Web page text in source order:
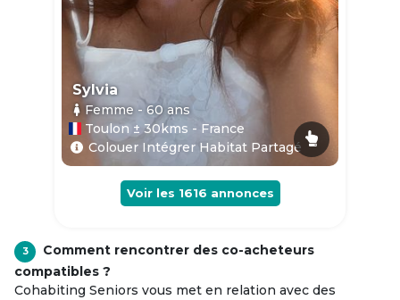
Sylvia
Femme - 60ans
Toulon ± 30kms - France
Colouer Intégrer Habitat Partagé
Voir les 1616 annonces
3
Comment rencontrer des co-acheteurs
compatibles ?
Cohabiting Seniors vous met en relation avec des